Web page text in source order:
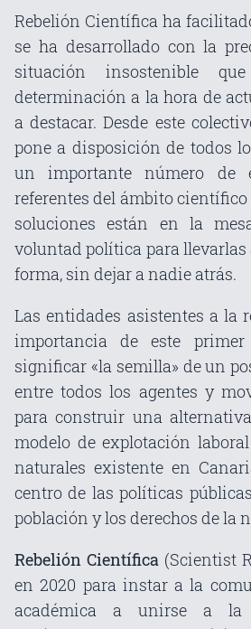
Rebelión Científica ha
se ha desarrollado con la
situación insostenible
determinación a la hora de
a destacar. Desde este
pone a disposición de todos
un importante número de
referentes del ámbito científico
soluciones están en la
voluntad política para llevarlas
forma, sin dejar a nadie atrás.
Las entidades asistentes a la
importancia de este
significar «la semilla» de un
entre todos los agentes y
para construir una
modelo de explotación
naturales existente en
centro de las políticas
población y los derechos de la
Rebelión Científica (Scientist
en 2020 para instar a la
académica a unirse a la